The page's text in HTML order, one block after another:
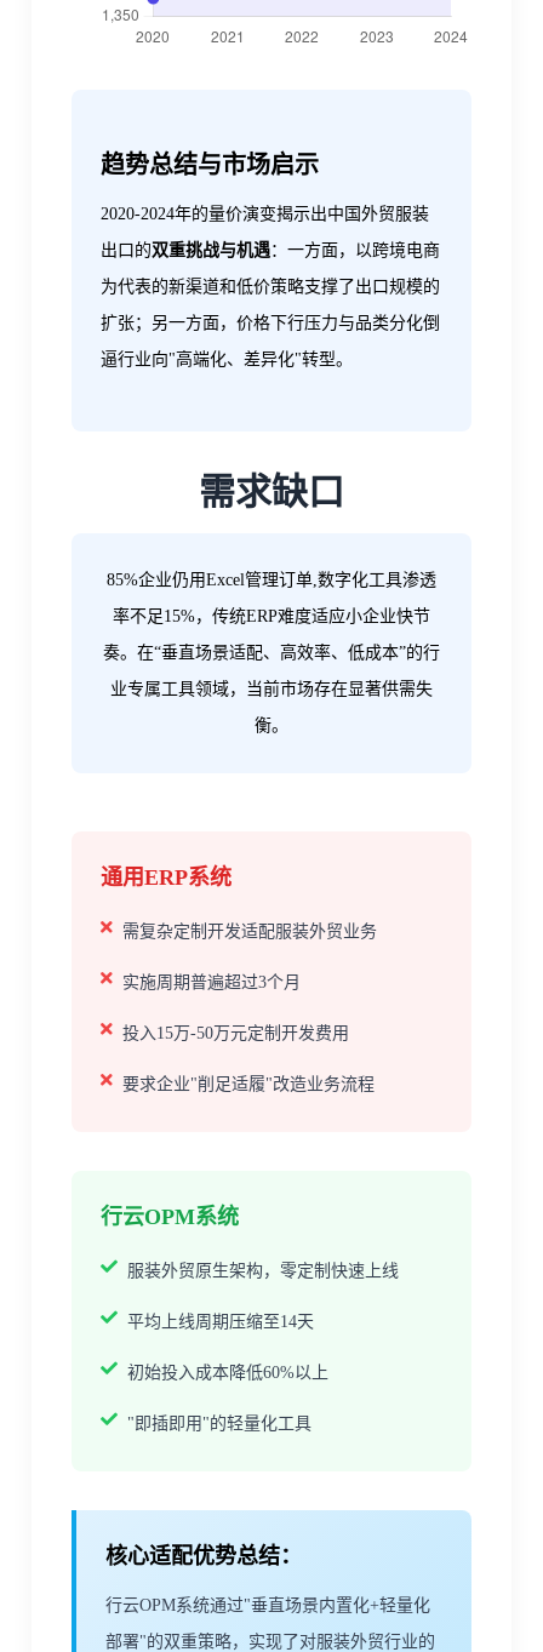
趋势总结与市场启示
2020-2024年的量价演变揭示出中国外贸服装
出口的双重挑战与机遇：一方面，以跨境电商
为代表的新渠道和低价策略支撑了出口规模的
扩张；另一方面，价格下行压力与品类分化倒
逼行业向"高端化、差异化"转型。
需求缺口
‌85%企业仍用Excel管理订单,数字化工具渗透
率不足15%，传统ERP难度适应小企业快节
奏。在“垂直场景适配、高效率、低成本”的行
业专属工具领域，当前市场存在显著供需失
衡。
通用ERP系统
需复杂定制开发适配服装外贸业务
实施周期普遍超过3个月
投入15万-50万元定制开发费用
要求企业"削足适履"改造业务流程
行云OPM系统
服装外贸原生架构，零定制快速上线
平均上线周期压缩至14天
初始投入成本降低60%以上
"即插即用"的轻量化工具
核心适配优势总结：
行云OPM系统通过"垂直场景内置化+轻量化
部署"的双重策略，实现了对服装外贸行业的